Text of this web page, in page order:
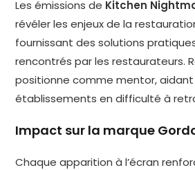
Les émissions de Kitchen
révéler les enjeux de la
fournissant des solutions
rencontrés par les restaurateurs.
positionne comme mentor,
établissements en difficulté à
Impact sur la marque
Chaque apparition à l’écran